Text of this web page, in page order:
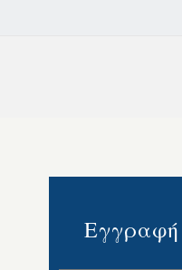
Εγγραφή